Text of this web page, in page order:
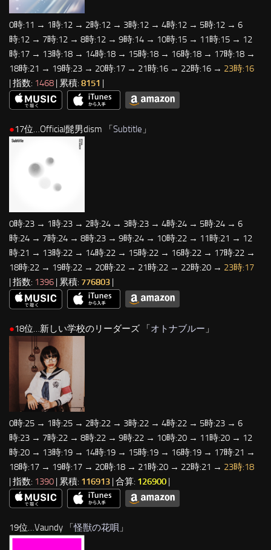
0時:11 → 1時:12 → 2時:12 → 3時:12 → 4時:12 → 5時:12 → 6
時:12 → 7時:12 → 8時:12 → 9時:14 → 10時:15 → 11時:15 → 12
時:17 → 13時:18 → 14時:18 → 15時:18 → 16時:18 → 17時:18 →
18時:21 → 19時:23 → 20時:17 → 21時:16 → 22時:16 → 23時:16
| 指数: 1468 | 累積: 8151 |
●17位…Official髭男dism 「 Subtitle 」
0時:23 → 1時:23 → 2時:24 → 3時:23 → 4時:24 → 5時:24 → 6
時:24 → 7時:24 → 8時:23 → 9時:24 → 10時:22 → 11時:21 → 12
時:21 → 13時:22 → 14時:22 → 15時:22 → 16時:22 → 17時:22 →
18時:22 → 19時:22 → 20時:22 → 21時:22 → 22時:20 → 23時:17
| 指数: 1396 | 累積: 776803
●18位…新しい学校のリーダーズ 「オトナブルー 」
0時:25 → 1時:25 → 2時:22 → 3時:22 → 4時:22 → 5時:23 → 6
時:23 → 7時:22 → 8時:22 → 9時:22 → 10時:20 → 11時:20 → 12
時:20 → 13時:19 → 14時:19 → 15時:19 → 16時:19 → 17時:21 →
18時:17 → 19時:17 → 20時:18 → 21時:20 → 22時:21 → 23時:18
| 指数: 1390 | 累積: 116913 | 合算: 126900 |
19位…Vaundy 「怪獣の花唄 」